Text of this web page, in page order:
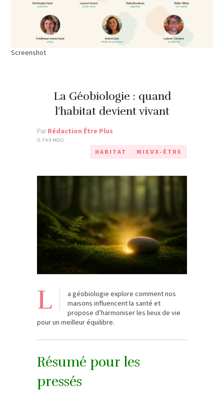
Screenshot
La Géobiologie : quand
l’habitat devient vivant
ParRédaction Être Plus
IL Y'A 9 MOIS
HABITAT MIEUX-ÊTRE
L
a géobiologie explore comment nos
maisons influencent la santé et
propose d’harmoniser les lieux de vie
pour un meilleur équilibre.
Résumé pour les
pressés